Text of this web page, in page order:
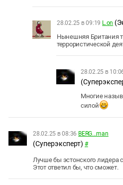
28.02.25 в 09:19 L.on
Нынешняя Британия
террористической
28.02.25 в
Многие
силой
28.02.25 в 08:36 BERG...man
(Суперэксперт) #
Лучше бы эстонского лидера
Этот ответил бы, что сможет.